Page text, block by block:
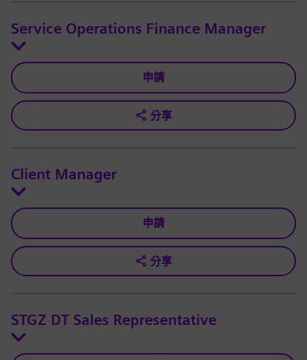
Service Operations Finance Manager
申請
分享
Client Manager
申請
分享
STGZ DT Sales Representative